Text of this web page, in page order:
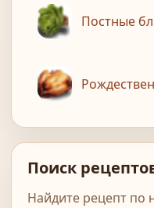
Постные
Поиск
Найдите рецепт по